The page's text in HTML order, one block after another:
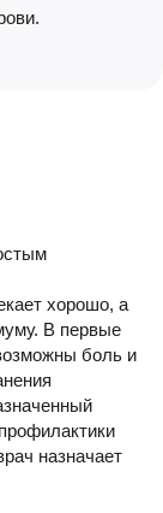
хорошо, а
В первые
боль и
назначает